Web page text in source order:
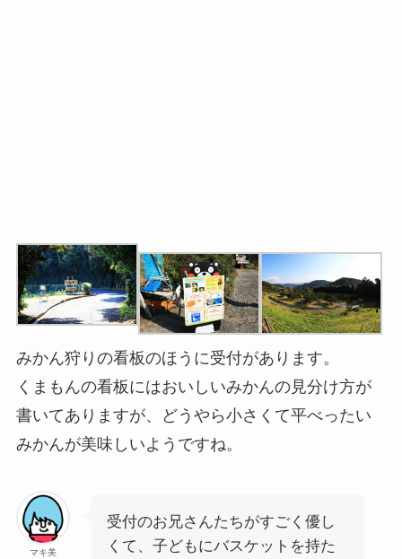
みかん狩りの看板のほうに受付があります。
くまもんの看板にはおいしいみかんの見分け方が
書いてありますが、どうやら小さくて平べったい
みかんが美味しいようですね。
マキ美
受付のお兄さんたちがすごく優し
くて、子どもにバスケットを持た